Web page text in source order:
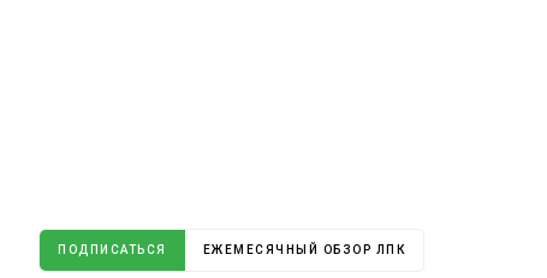
ПОДПИСАТЬСЯ ЕЖЕМЕСЯЧНЫЙ ОБЗОР ЛПК